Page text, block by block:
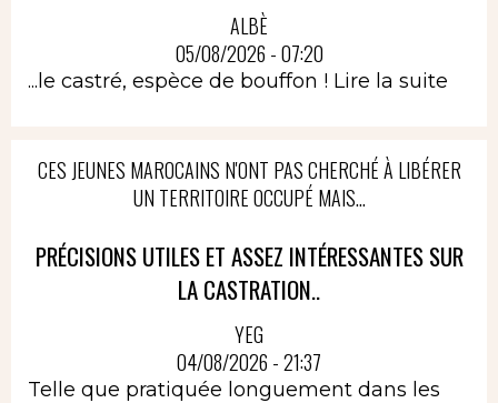
ALBÈ
05/08/2026 - 07:20
...le castré, espèce de bouffon ! Lire la suite
CES JEUNES MAROCAINS N'ONT PAS CHERCHÉ À LIBÉRER
UN TERRITOIRE OCCUPÉ MAIS...
PRÉCISIONS UTILES ET ASSEZ INTÉRESSANTES SUR
LA CASTRATION..
YEG
04/08/2026 - 21:37
Telle que pratiquée longuement dans les